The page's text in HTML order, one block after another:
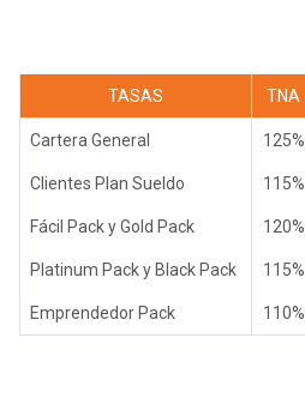
TASAS TNA
Cartera General 125%
Clientes Plan Sueldo 115%
Fácil Pack y Gold Pack 120%
Platinum Pack y Black Pack 115%
Emprendedor Pack 110%